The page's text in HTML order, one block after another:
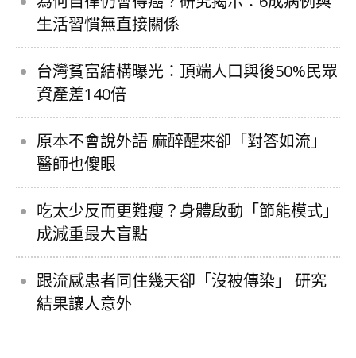
生活習慣無直接關係
台灣貧富結構曝光：頂端人口與後50%民眾
資產差140倍
原本不會說外語 麻醉醒來卻「對答如流」
醫師也傻眼
吃太少反而更難瘦？身體啟動「節能模式」
成減重最大盲點
跟流感患者同住幾天卻「沒被傳染」 研究
結果讓人意外